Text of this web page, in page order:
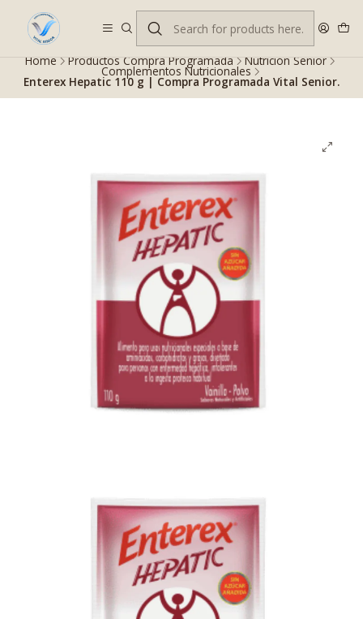
Despacho gratis en RM desde $100.000. Revisa las condiciones.
Home Productos Compra Programada Nutrición Senior
Complementos Nutricionales
Enterex Hepatic 110 g | Compra Programada Vital Senior.